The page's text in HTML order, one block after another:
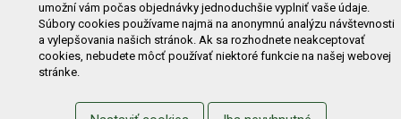
NAKUPOVANIE
Obchodné podmienky
Cenník prepravy
Reklamačný poriadok
Odstúpenie od kúpy
Protokol na odstúpenie od kúpy
umožní vám počas objednávky jednoduchšie vyplniť vaše údaje.
Súbory cookies používame najmä na anonymnú analýzu návštevnosti
a vylepšovania našich stránok. Ak sa rozhodnete neakceptovať
cookies, nebudete môcť používať niektoré funkcie na našej webovej
stránke.